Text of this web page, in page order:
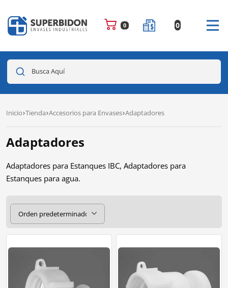
0 0
Busca Aquí
Inicio Tienda Accesorios para Envases Adaptadores
Adaptadores
Adaptadores para Estanques IBC, Adaptadores para
Estanques para agua.